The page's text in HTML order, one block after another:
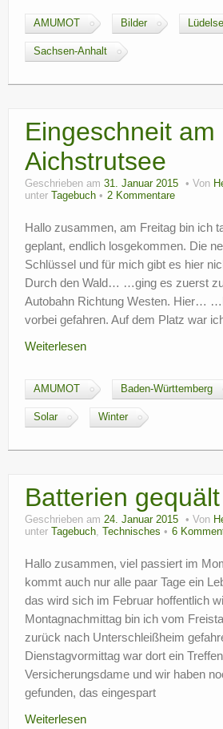
AMUMOT Bilder
Sachsen-Anhalt
Eingeschneit am
Aichstrutsee
Geschrieben am 31. Januar 2015 Von
unter
Tagebuch 2 Kommentare
Hallo zusammen, am Freitag bin ich
geplant, endlich losgekommen. Die
Schlüssel und für mich gibt es hier
Durch den Wald… …ging es zuerst
Autobahn Richtung Westen. Hier…
vorbei gefahren. Auf dem Platz war
Weiterlesen
AMUMOT Baden-Württemberg
Solar Winter
Batterien gequält
Geschrieben am 24. Januar 2015 Von
unter
Tagebuch, Technisches 6
Hallo zusammen, viel passiert im
kommt auch nur alle paar Tage ein
das wird sich im Februar hoffentlich
Montagnachmittag bin ich vom
zurück nach Unterschleißheim
Dienstagvormittag war dort ein
Versicherungsdame und wir haben
gefunden, das eingespart
Weiterlesen